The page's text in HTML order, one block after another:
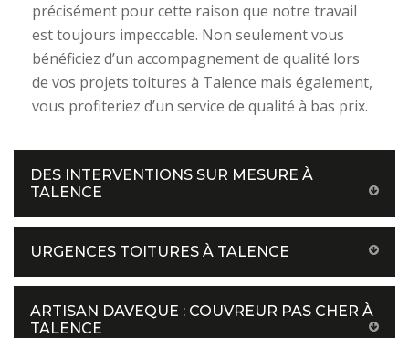
précisément pour cette raison que notre travail
est toujours impeccable. Non seulement vous
bénéficiez d’un accompagnement de qualité lors
de vos projets toitures à Talence mais également,
vous profiteriez d’un service de qualité à bas prix.
DES INTERVENTIONS SUR MESURE À
TALENCE
URGENCES TOITURES À TALENCE
ARTISAN DAVEQUE : COUVREUR PAS CHER À
TALENCE